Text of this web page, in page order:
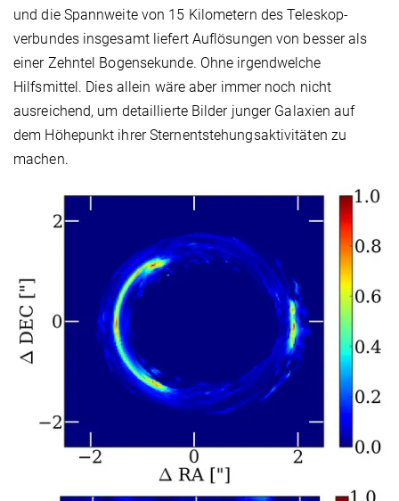
und die Spannweite von 15 Kilometern des Teleskop­
verbundes insgesamt liefert Auflösungen von besser als
einer Zehntel Bogensekunde. Ohne irgendwelche
Hilfsmittel. Dies allein wäre aber immer noch nicht
ausreichend, um detaillierte Bilder junger Galaxien auf
dem Höhepunkt ihrer Sternentstehungsaktivitäten zu
machen.